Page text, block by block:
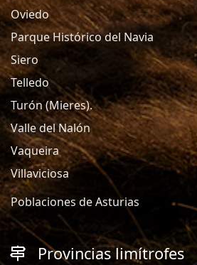
Oviedo
Parque Histórico del Navia
Siero
Telledo
Turón (Mieres).
Valle del Nalón
Vaqueira
Villaviciosa
Poblaciones de Asturias
Provincias limítrofes